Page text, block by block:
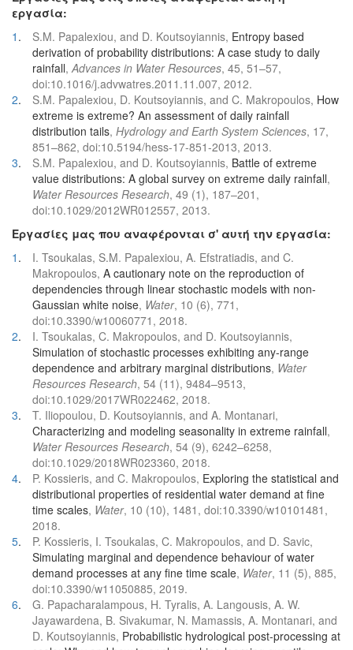
εργασία:
1 . S.M. Papalexiou, and D. Koutsoyiannis, Entropy based
derivation of probability distributions: A case study to daily
rainfall,Advances in Water Resources, 45, 51–57,
doi:10.1016/j.advwatres.2011.11.007, 2012.
2. S.M. Papalexiou, D. Koutsoyiannis, and C. Makropoulos, How
extreme is extreme? An assessment of daily rainfall
distribution tails, Hydrology and Earth System Sciences, 17,
851–862, doi:10.5194/hess-17-851-2013, 2013.
3. S.M. Papalexiou, and D. Koutsoyiannis, Battle of extreme
value distributions: A global survey on extreme daily rainfall,
Water Resources Research, 49 (1), 187–201,
doi:10.1029/2012WR012557, 2013.
Εργασίες μας που αναφέρονται σ' αυτή την εργασία:
1 .
I. Tsoukalas, S.M. Papalexiou, A. Efstratiadis, and C.
Makropoulos, A cautionary note on the reproduction of
dependencies through linear stochastic models with non-
Gaussian white noise, Water, 10 (6), 771,
doi:10.3390/w10060771, 2018.
2.
I. Tsoukalas, C. Makropoulos, and D. Koutsoyiannis,
Simulation of stochastic processes exhibiting any-range
dependence and arbitrary marginal distributions, Water
Resources Research, 54 (11), 9484–9513,
doi:10.1029/2017WR022462, 2018.
3.
T. Iliopoulou, D. Koutsoyiannis, and A. Montanari,
Characterizing and modeling seasonality in extreme rainfall,
Water Resources Research, 54 (9), 6242–6258,
doi:10.1029/2018WR023360, 2018.
4. P. Kossieris, and C. Makropoulos, Exploring the statistical and
distributional properties of residential water demand at fine
time scales, Water, 10 (10), 1481, doi:10.3390/w10101481,
2018.
5.
P. Kossieris, I. Tsoukalas, C. Makropoulos, and D. Savic,
Simulating marginal and dependence behaviour of water
demand processes at any fine time scale, Water, 11 (5), 885,
doi:10.3390/w11050885, 2019.
6.
G. Papacharalampous, H. Tyralis, A. Langousis, A. W.
Jayawardena, B. Sivakumar, N. Mamassis, A. Montanari, and
D. Koutsoyiannis, Probabilistic hydrological post-processing at